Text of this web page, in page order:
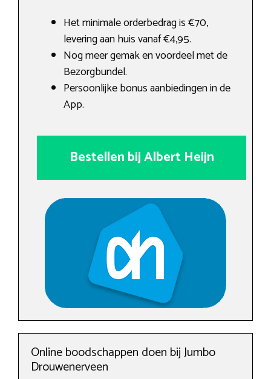
Het minimale orderbedrag is €70,
levering aan huis vanaf €4,95.
Nog meer gemak en voordeel met de
Bezorgbundel.
Persoonlijke bonus aanbiedingen in de
App.
Bestellen bij Albert Heijn
Online boodschappen doen bij Jumbo
Drouwenerveen